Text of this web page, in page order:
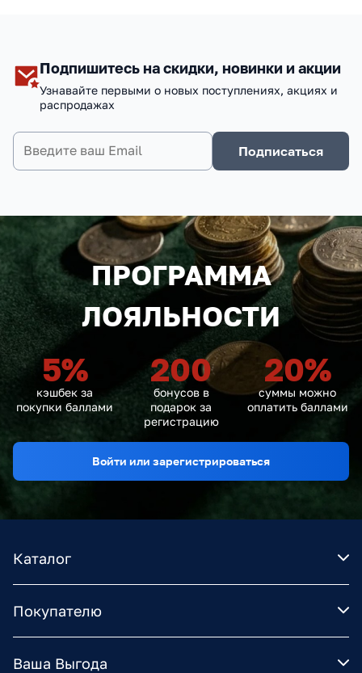
Подпишитесь на скидки, новинки и акции
Узнавайте первыми о новых поступлениях, акциях и
распродажах
Подписаться
ПРОГРАММА
ЛОЯЛЬНОСТИ
5%
кэшбек за
покупки баллами
200
бонусов в
подарок за
регистрацию
20%
суммы можно
оплатить баллами
Войти или зарегистрироваться
Каталог
Покупателю
Ваша Выгода